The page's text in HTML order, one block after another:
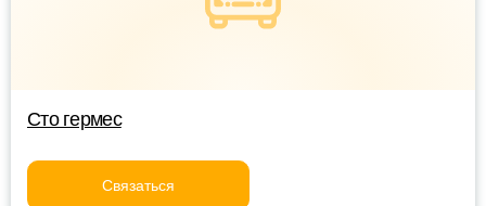
Сто гермес
Связаться